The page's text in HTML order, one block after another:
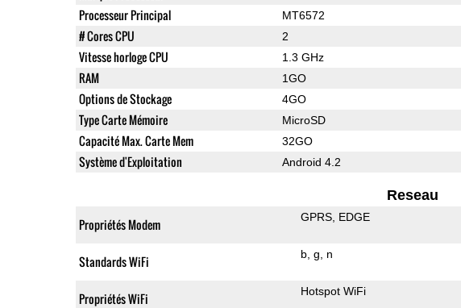
Processeur Principal MT6572
# Cores CPU 2
Vitesse horloge CPU 1.3 GHz
RAM 1GO
Options de Stockage 4GO
Type Carte Mémoire MicroSD
Capacité Max. Carte Mem 32GO
Système d'Exploitation Android 4.2
Reseau
Propriétés Modem GPRS EDGE
Standards WiFi b g n
Propriétés WiFi Hotspot WiFi